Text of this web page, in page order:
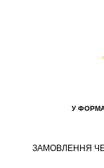
У
ЗАМОВЛЕННЯ